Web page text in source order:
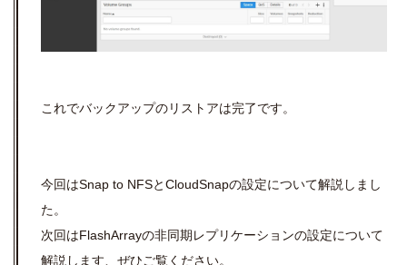
これでバックアップのリストアは完了です。
今回はSnap to NFSとCloudSnapの設定について解説しまし
た。
次回はFlashArrayの非同期レプリケーションの設定について
解説します、ぜひご覧ください。